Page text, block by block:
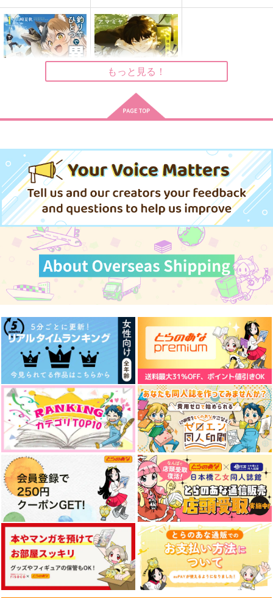
472円（税込）
斎宮宗
サンプル
作品詳細
天国なんかじゃない場
所
糸師凛×蜂楽廻
サンプル
作品詳細
円 （税込）
ジン
サンプル
作品詳細
せんせーは天然素材
Large Marge
787円（税込）
アシスタント×漫画家
サンプル
作品詳細
せんせー/ゆーじ 死
なないでよ
テラテラ寺
1,100円（税込）
五条悟×虎杖悠仁
サンプル
作品詳細
放浪 1
新潮社企画プロ
770円（税込）
サンプル
作品詳細
わせ
新書館
サンプル
作品詳細
もっと見る！